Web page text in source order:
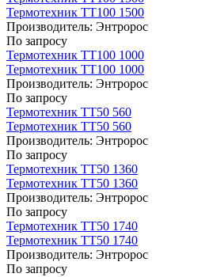
Термотехник ТТ100 1500
Производитель: Энтророс
По запросу
Термотехник ТТ100 1000
Термотехник ТТ100 1000
Производитель: Энтророс
По запросу
Термотехник ТТ50 560
Термотехник ТТ50 560
Производитель: Энтророс
По запросу
Термотехник ТТ50 1360
Термотехник ТТ50 1360
Производитель: Энтророс
По запросу
Термотехник ТТ50 1740
Термотехник ТТ50 1740
Производитель: Энтророс
По запросу